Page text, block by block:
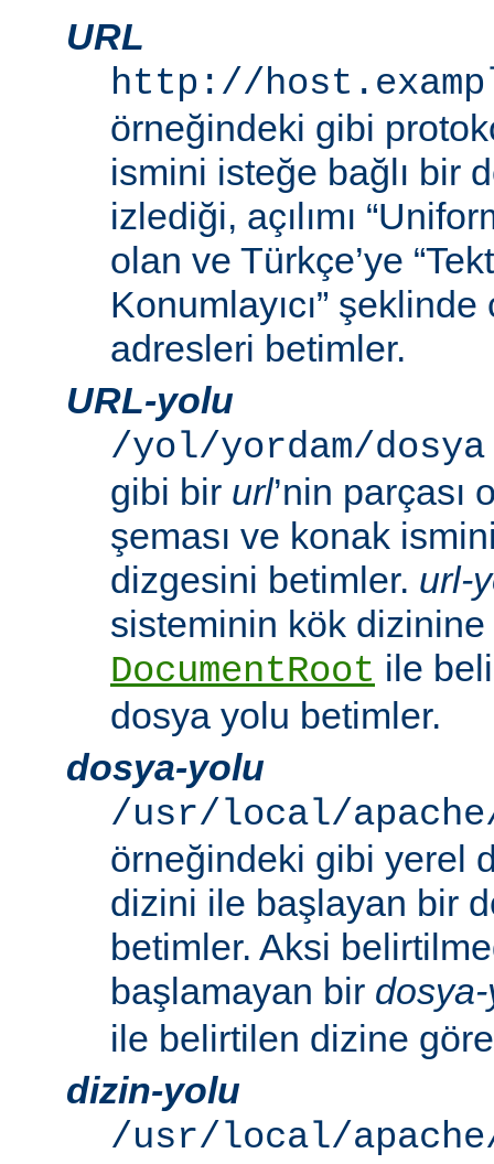
URL
http://
örneğindeki gibi
ismini isteğe bağlı bir
izlediği, açılımı
olan ve Türkçe’ye
Konumlayıcı”
adresleri betimler.
URL-yolu
/yol/yordam/
gibi bir url’nin parçası
şeması ve konak
dizgesini betimler. url-
sisteminin kök
DocumentRoot ile
dosya yolu betimler.
dosya-yolu
/usr/local/
örneğindeki gibi yerel
dizini ile başlayan bir
betimler. Aksi
başlamayan bir
ile belirtilen dizine göre
dizin-yolu
/usr/local/